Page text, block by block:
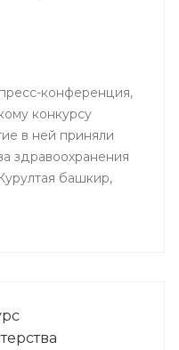
конференция,
конкурсу
в ней приняли
здравоохранения
башкир,